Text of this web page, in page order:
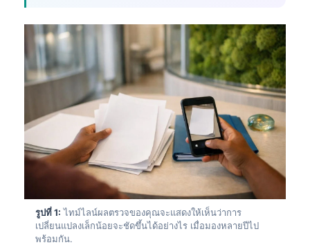
รูปที่ 1: ไทม์ไลน์ผลตรวจของคุณจะแสดงให้เห็นว่าการ
เปลี่ยนแปลงเล็กน้อยจะชัดขึ้นได้อย่างไร เมื่อมองหลายปีไป
พร้อมกัน.